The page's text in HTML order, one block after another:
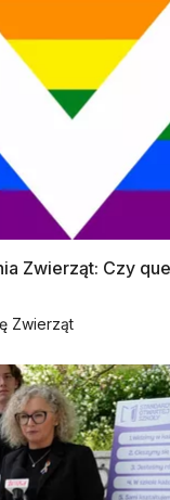
Zwierząt: Czy
Zwierząt